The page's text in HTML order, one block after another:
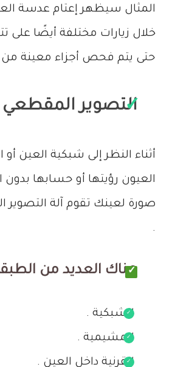
المثال سيظهر إعتام عدسة
خلال زيارات مختلفة أيضًا على
حتى يتم فحص أجزاء معينة
التصوير
أثناء النظر إلى شبكية العين
العيون رؤيتها أو حسابها
صورة لعينك تقوم آلة
.
هناك العديد من
الشبكية .
المشيمية .
القرنية داخل العين .